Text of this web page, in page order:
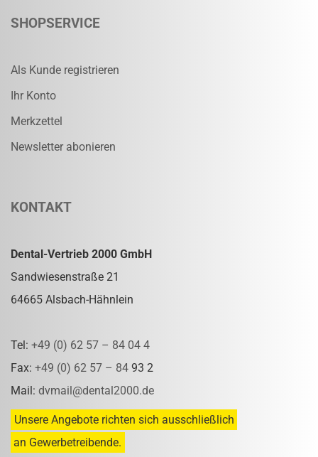
SHOPSERVICE
Als Kunde registrieren
Ihr Konto
Merkzettel
Newsletter abonieren
KONTAKT
Dental-Vertrieb 2000 GmbH
Sandwiesenstraße 21
64665 Alsbach-Hähnlein
Tel: +49 (0) 62 57 – 84 04 4
Fax: +49 (0) 62 57 – 84 93 2
Mail: dvmail@dental2000.de
Unsere Angebote richten sich ausschließlich
an Gewerbetreibende.